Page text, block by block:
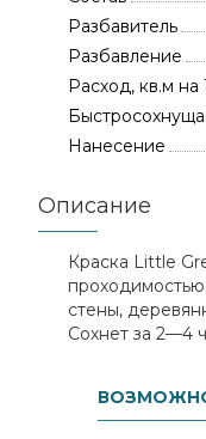
Разбавитель
Разбавление
Расход, кв.м на
Нанесение
Описание
Краска Little
стены,
Сохнет за 2—4